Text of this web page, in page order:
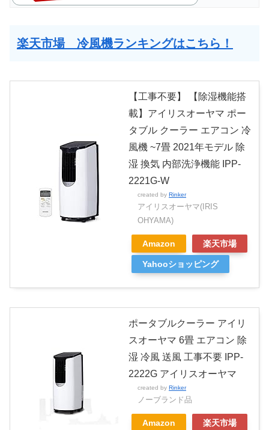
楽天市場 冷風機ランキングはこちら！
【工事不要】 【除湿機能搭
載】アイリスオーヤマ ポー
タブル クーラー エアコン 冷
風機 ~7畳 2021年モデル 除
湿 換気 内部洗浄機能 IPP-
2221G-W
created by Rinker
アイリスオーヤマ(IRIS
OHYAMA)
Amazon 楽天市場
Yahooショッピング
ポータブルクーラー アイリ
スオーヤマ 6畳 エアコン 除
湿 冷風 送風 工事不要 IPP-
2222G アイリスオーヤマ
created by Rinker
ノーブランド品
Amazon 楽天市場